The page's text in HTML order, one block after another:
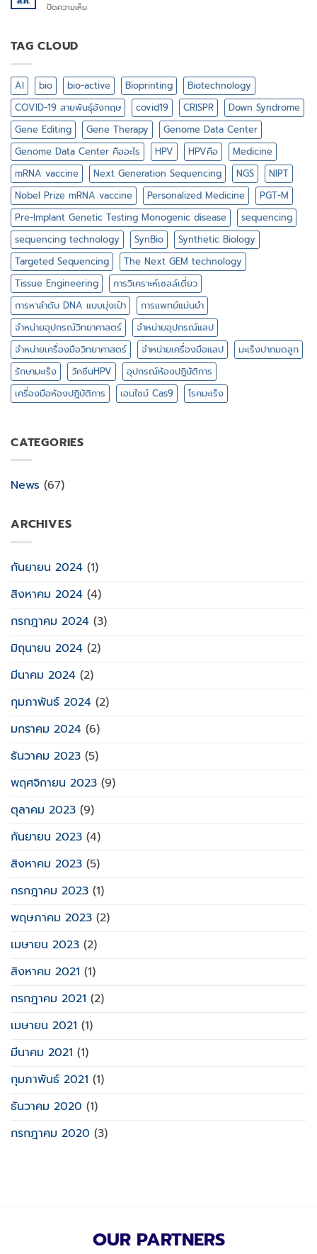
กีฬา
(TPD)
ปิดความเห็นบน
ระดับ
เซลล์
เดี่ยว
TAG CLOUD
AI bio bio-active Bioprinting
Biotechnology
COVID-19 สายพันธุ์อังกฤษ
covid19 CRISPR
Down Syndrome
Gene Editing
Gene Therapy
Genome Data Center
Genome Data Center คืออะไร
HPV HPVคือ
Medicine
mRNA vaccine
Next Generation Sequencing NGS
NIPT
Nobel Prize mRNA vaccine
Personalized Medicine
PGT-M
Pre-Implant Genetic Testing Monogenic disease
sequencing
sequencing technology
SynBio
Synthetic Biology
Targeted Sequencing
The Next GEM technology
Tissue Engineering
การวิเคราะห์เซลล์เดี่ยว
การหาลำดับ DNA แบบมุ่งเป้า
การแพทย์แม่นยำ
จำหน่ายอุปกรณ์วิทยาศาสตร์
จำหน่ายอุปกรณ์แลป
จำหน่ายเครื่องมือวิทยาศาสตร์
จำหน่ายเครื่องมือแลป
มะเร็งปากมดลูก
รักษามะเร็ง
วัคซีนHPV
อุปกรณ์ห้องปฎิบัติการ
เครื่องมือห้องปฎิบัติการ
เอนไซม์ Cas9 โรคมะเร็ง
CATEGORIES
News (67)
ARCHIVES
กันยายน 2024 (1)
สิงหาคม 2024 (4)
กรกฎาคม 2024 (3)
มิถุนายน 2024 (2)
มีนาคม 2024 (2)
กุมภาพันธ์ 2024 (2)
มกราคม 2024 (6)
ธันวาคม 2023 (5)
พฤศจิกายน 2023 (9)
ตุลาคม 2023 (9)
กันยายน 2023 (4)
สิงหาคม 2023 (5)
กรกฎาคม 2023 (1)
พฤษภาคม 2023 (2)
เมษายน 2023 (2)
สิงหาคม 2021 (1)
กรกฎาคม 2021 (2)
เมษายน 2021 (1)
มีนาคม 2021 (1)
กุมภาพันธ์ 2021 (1)
ธันวาคม 2020 (1)
กรกฎาคม 2020 (3)
OUR PARTNERS